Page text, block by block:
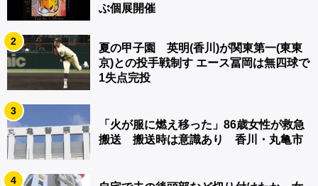
ぶ個展開催
2
夏の甲子園 英明(香川)が関東第一(東東
京)との投手戦制す エース冨岡は無四球で
1失点完投
3
「火が服に燃え移った」86歳女性が救急
搬送 搬送時は意識あり 香川・丸亀市
4